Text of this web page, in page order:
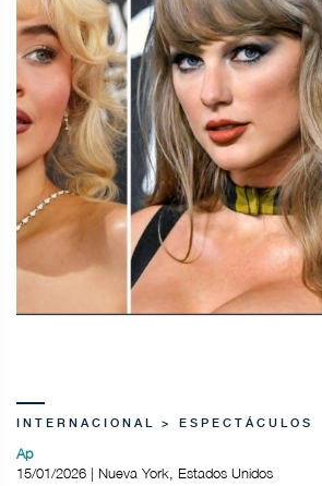
INTERNACIONAL > ESPECTÁCULOS
Ap
15/01/2026 | Nueva York, Estados Unidos